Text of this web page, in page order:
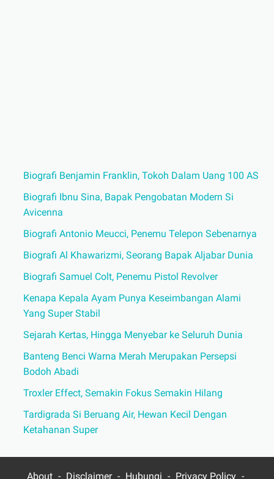
Biografi Benjamin Franklin, Tokoh Dalam Uang 100 AS
Biografi Ibnu Sina, Bapak Pengobatan Modern Si
Avicenna
Biografi Antonio Meucci, Penemu Telepon Sebenarnya
Biografi Al Khawarizmi, Seorang Bapak Aljabar Dunia
Biografi Samuel Colt, Penemu Pistol Revolver
Kenapa Kepala Ayam Punya Keseimbangan Alami
Yang Super Stabil
Sejarah Kertas, Hingga Menyebar ke Seluruh Dunia
Banteng Benci Warna Merah Merupakan Persepsi
Bodoh Abadi
Troxler Effect, Semakin Fokus Semakin Hilang
Tardigrada Si Beruang Air, Hewan Kecil Dengan
Ketahanan Super
About Disclaimer Hubungi Privacy Policy